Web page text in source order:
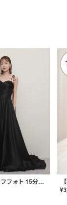
【大阪店】セルフフォト 15分撮り放題プラン
¥